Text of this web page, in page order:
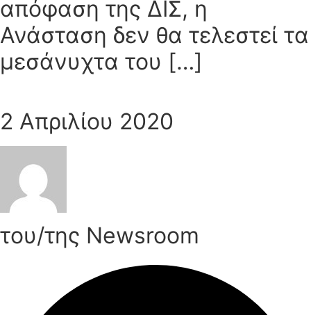
απόφαση της ΔΙΣ, η
Ανάσταση δεν θα τελεστεί τα
μεσάνυχτα του […]
2 Απριλίου 2020
του/της Newsroom